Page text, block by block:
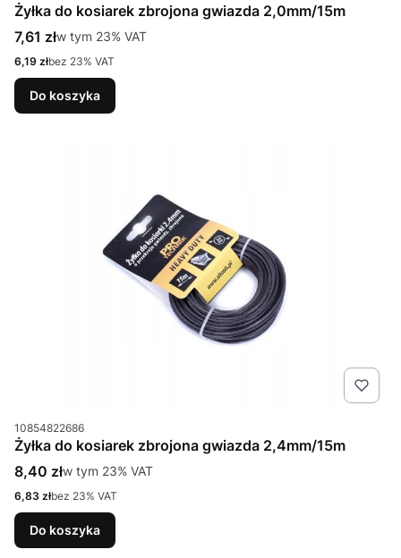
Żyłka do kosiarek zbrojona gwiazda 2,0mm/15m
Cena brutto
7,61 złw tym %s VAT
w tym 23% VAT
Cena netto
6,19 złbez 23% VAT
Do koszyka
Kod produktu
10854822686
Żyłka do kosiarek zbrojona gwiazda 2,4mm/15m
Cena brutto
8,40 złw tym %s VAT
w tym 23% VAT
Cena netto
6,83 złbez 23% VAT
Do koszyka